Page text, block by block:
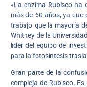
«La enzima Rubisco ha
más de 50 años, ya que
trabajo que la mayoría
Whitney de la
líder del equipo de
para la fotosíntesis
Gran parte de la
compleja de Rubisco.